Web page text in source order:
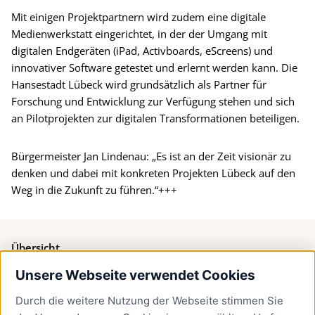
Unsere Webseite verwendet Cookies
Durch die weitere Nutzung der Webseite stimmen Sie
Mit einigen Projektpartnern wird zudem eine digitale
Medienwerkstatt eingerichtet, in der der Umgang mit
digitalen Endgeräten (iPad, Activboards, eScreens) und
innovativer Software getestet und erlernt werden kann. Die
Hansestadt Lübeck wird grundsätzlich als Partner für
Forschung und Entwicklung zur Verfügung stehen und sich
an Pilotprojekten zur digitalen Transformationen beteiligen.
Bürgermeister Jan Lindenau: „Es ist an der Zeit visionär zu
denken und dabei mit konkreten Projekten Lübeck auf den
Weg in die Zukunft zu führen.“+++
Übersicht
Bürgerservice
Presse